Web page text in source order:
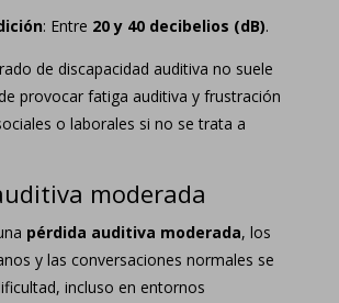
: Entre 20 y 40 decibelios (dB).
de discapacidad auditiva no suele
provocar fatiga auditiva y frustración
o laborales si no se trata a
moderada
pérdida auditiva moderada, los
y las conversaciones normales se
incluso en entornos